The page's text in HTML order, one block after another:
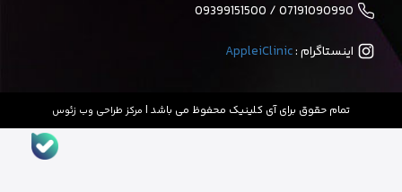
07191090990 / 09399151500
اینستاگرام :AppleiClinic
تمام حقوق برای آی کلینیک محفوظ می باشد | مرکز طراحی وب زئوس